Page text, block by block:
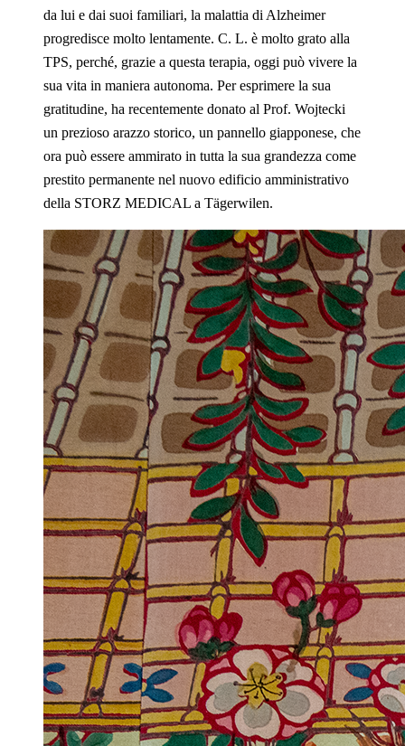
da lui e dai suoi familiari, la malattia di Alzheimer
progredisce molto lentamente. C. L. è molto grato alla
TPS, perché, grazie a questa terapia, oggi può vivere la
sua vita in maniera autonoma. Per esprimere la sua
gratitudine, ha recentemente donato al Prof. Wojtecki
un prezioso arazzo storico, un pannello giapponese, che
ora può essere ammirato in tutta la sua grandezza come
prestito permanente nel nuovo edificio amministrativo
della STORZ MEDICAL a Tägerwilen.